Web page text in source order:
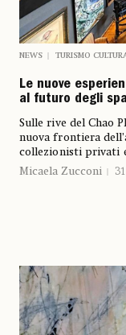
NEWS TURISMO
Le nuove
al futuro degli
Sulle rive del Chao
nuova frontiera
collezionisti privati
Micaela Zucconi